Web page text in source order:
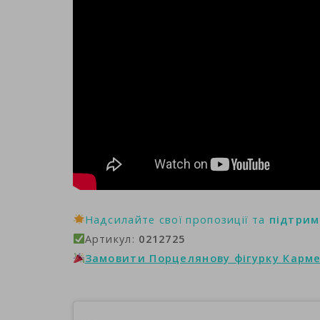
Надсилайте свої пропозиції та
Артикул: 0212725
Замовити Порцелянову фігурку